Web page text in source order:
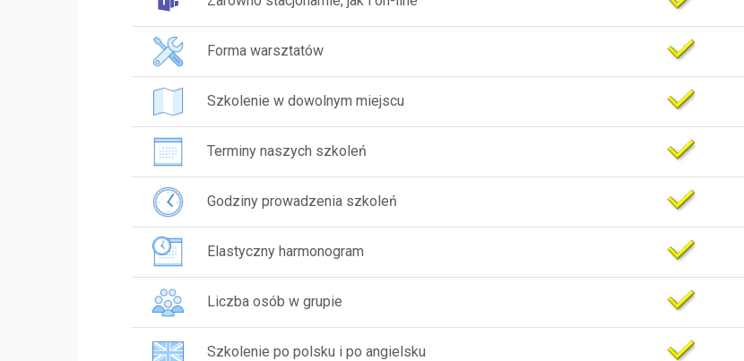
Forma warsztatów
Szkolenie w dowolnym miejscu
Terminy naszych szkoleń
Godziny prowadzenia szkoleń
Elastyczny harmonogram
Liczba osób w grupie
Szkolenie po polsku i po angielsku